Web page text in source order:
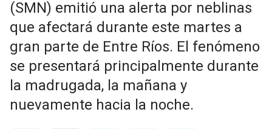
(SMN) emitió una alerta por neblinas
que afectará durante este martes a
gran parte de Entre Ríos. El fenómeno
se presentará principalmente durante
la madrugada, la mañana y
nuevamente hacia la noche.